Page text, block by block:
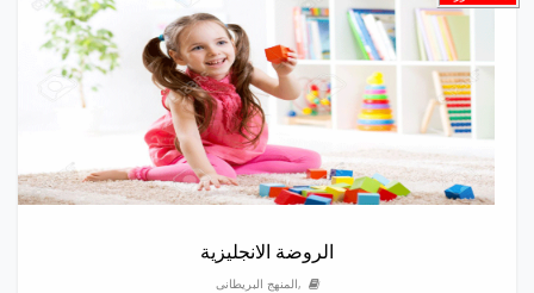
الروضة الانجليزية
,المنهج البريطانى